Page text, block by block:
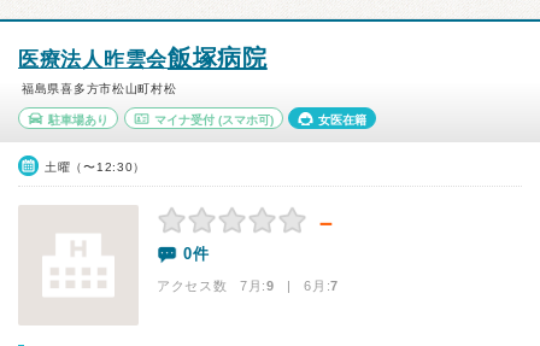
医療法人昨雲会飯塚病院
福島県喜多方市松山町村松
駐車場あり マイナ受付(スマホ可) 女医在籍
土曜（〜12:30）
－
0件
アクセス数 7月:9 | 6月:7